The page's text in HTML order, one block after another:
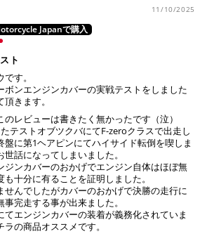
決済
レス決済アカウントからご希望のお支払
頂き、クリックするだけで簡単に支払い
前にPayPay、Apple Payの利用登録が
前決済)
11/10/2025
ト
す。
ボンエンジンカバーの実戦テストをしました
きます。
レビューは書きたく無かったです（泣）
テストオブツクバにてF-zeroクラスで出走し
に第1ヘアピンにてハイサイド転倒を喫しま
話になってしまいました。
ジンカバーのおかげでエンジン自体はほぼ無
十分に有ることを証明しました。
せんでしたがカバーのおかげで決勝の走行に
完走する事が出来ました。
エンジンカバーの装着が義務化されていま
の商品オススメです。